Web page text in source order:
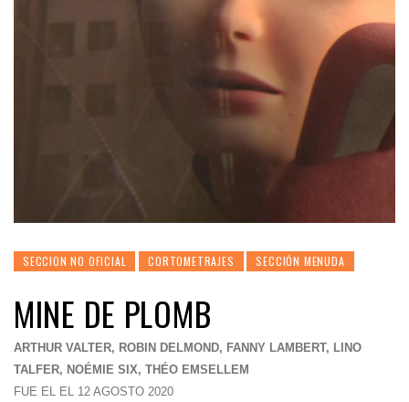
SECCION NO OFICIAL CORTOMETRAJES SECCIÓN MENUDA
MINE DE PLOMB
ARTHUR VALTER, ROBIN DELMOND, FANNY LAMBERT, LINO
TALFER, NOÉMIE SIX, THÉO EMSELLEM
FUE EL EL 12 AGOSTO 2020